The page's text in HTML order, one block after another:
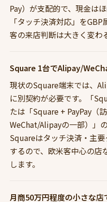
Pay）が支配的で、現金は
「タッチ決済対応」を
客の来店判断は大きく変わ
Square 1台でAlipay/
現状のSquare端末では、
に別契約が必要です。「
たは「Square + PayPay（
WeChat/Alipayの一部）」
Squareはタッチ決済・主
するので、欧米客中心の
します。
月商50万円程度の小さな